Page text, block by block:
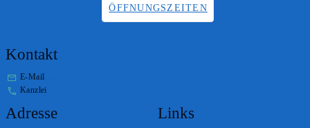
ÖFFNUNGSZEITEN
Kontakt
E-Mail
Kanzlei
Adresse Links